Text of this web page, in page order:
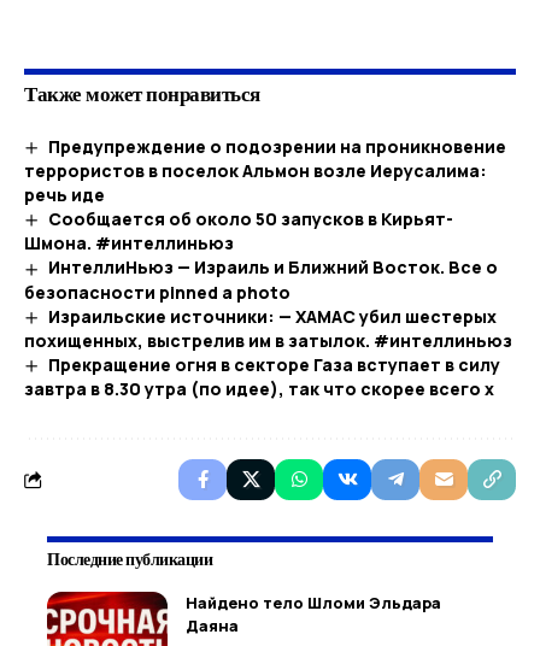
Также может понравиться
Предупреждение о подозрении на проникновение
террористов в поселок Альмон возле Иерусалима:
речь иде
Сообщается об около 50 запусков в Кирьят-
Шмона. #интеллиньюз
ИнтеллиНьюз — Израиль и Ближний Восток. Все о
безопасности pinned a photo
Израильские источники: — ХАМАС убил шестерых
похищенных, выстрелив им в затылок. #интеллиньюз
Прекращение огня в секторе Газа вступает в силу
завтра в 8.30 утра (по идее), так что скорее всего х
Последние публикации
Найдено тело Шломи Эльдара
Даяна